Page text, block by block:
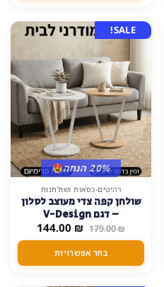
SALE!
20% הנחה
רהיטים-כסאות ושולחנות
שולחן קפה צדי מעוצב לסלון
– דגם V-Design
179.00₪ המחיר
המקורי
היה:
179.00 ₪.
144.00 ₪ המחיר
הנוכחי
הוא:
144.00 ₪. בחר אפשרויות
למוצר
זה
מספר
ניתן